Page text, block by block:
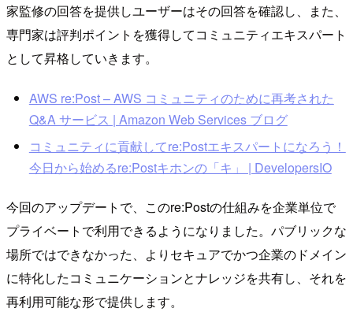
家監修の回答を提供しユーザーはその回答を確認し、また、
専門家は評判ポイントを獲得してコミュニティエキスパート
として昇格していきます。
AWS re:Post – AWS コミュニティのために再考された
Q&A サービス | Amazon Web Services ブログ
コミュニティに貢献してre:Postエキスパートになろう！
今日から始めるre:Postキホンの「キ」 | DevelopersIO
今回のアップデートで、このre:Postの仕組みを企業単位で
プライベートで利用できるようになりました。パブリックな
場所ではできなかった、よりセキュアでかつ企業のドメイン
に特化したコミュニケーションとナレッジを共有し、それを
再利用可能な形で提供します。